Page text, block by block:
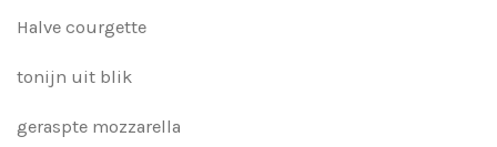
Halve courgette
tonijn uit blik
geraspte mozzarella